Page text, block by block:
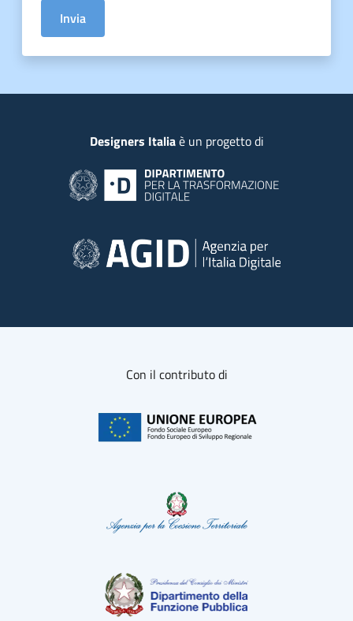
Invia
Designers Italiaè un progetto di
Con il contributo di